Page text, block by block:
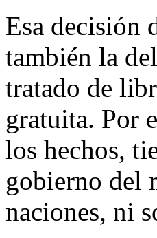
Esa decisión
también la
tratado de
gratuita. Por
los hechos,
gobierno del
naciones, ni